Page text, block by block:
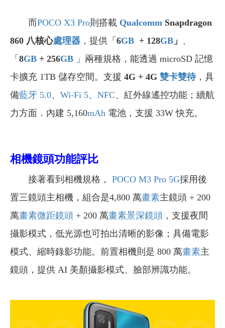
而POCO X3 Pro則搭載 Qualcomm Snapdragon
860 八核心處理器 ，提供「 6GB + 128GB 」 、
「 8GB + 256GB 」兩種規格，能透過 microSD 記憶
卡擴充 1TB 儲存空間。支援 4G + 4G 雙卡雙待，具
備藍牙 5.0、 Wi-Fi 5、 NFC、紅外線遙控功能；續航
力方面．內建 5,160mAh 電池，支援 33W 快充。
相機鏡頭功能評比
接著看到相機規格， POCO M3 Pro 5G採用後
置三鏡頭主相機，組合是4,800 萬畫素主鏡頭 + 200
萬畫素微距鏡頭 + 200 萬畫素景深鏡頭 ，支援夜間
攝影模式，低光源也可拍出清晰的影像；具備電影
模式、縮時錄影功能。前置相機則是 800 萬畫素主
鏡頭，提供 AI 美顏攝影模式、臉部辨識功能。